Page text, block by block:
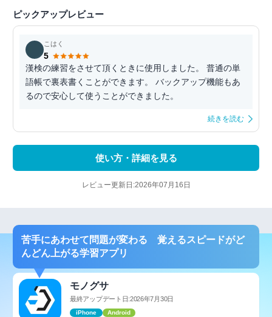
ピックアップレビュー
こはく
5
漢検の練習をさせて頂くときに使用しました。 普通の単
語帳で裏表書くことができます。 バックアップ機能もあ
るので安心して使うことができました。
続きを読む
使い方・詳細を見る
レビュー更新日:2026年07月16日
苦手にあわせて問題が変わる 覚えるスピードがど
んどん上がる学習アプリ
モノグサ
最終アップデート日:2026年7月30日
iPhone Android